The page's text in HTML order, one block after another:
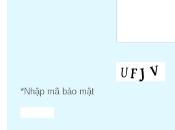
*Nhập mã bảo mật